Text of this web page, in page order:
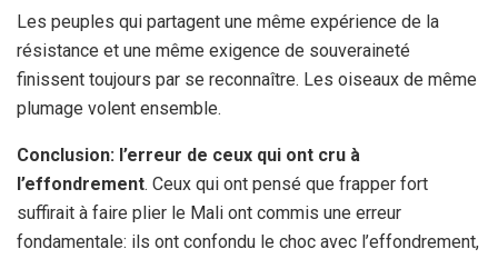
Les peuples qui partagent une même expérience de la
résistance et une même exigence de souveraineté
finissent toujours par se reconnaître. Les oiseaux de même
plumage volent ensemble.
Conclusion: l’erreur de ceux qui ont cru à
l’effondrement. Ceux qui ont pensé que frapper fort
suffirait à faire plier le Mali ont commis une erreur
fondamentale: ils ont confondu le choc avec l’effondrement,